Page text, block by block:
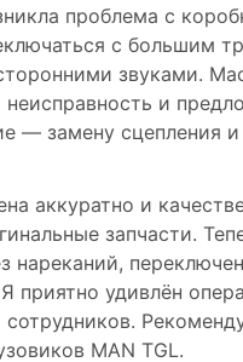
проблема с
с большим
звуками.
и
— замену сцепления и
аккуратно и
запчасти.
нареканий,
приятно удивлён
MAN TGL.